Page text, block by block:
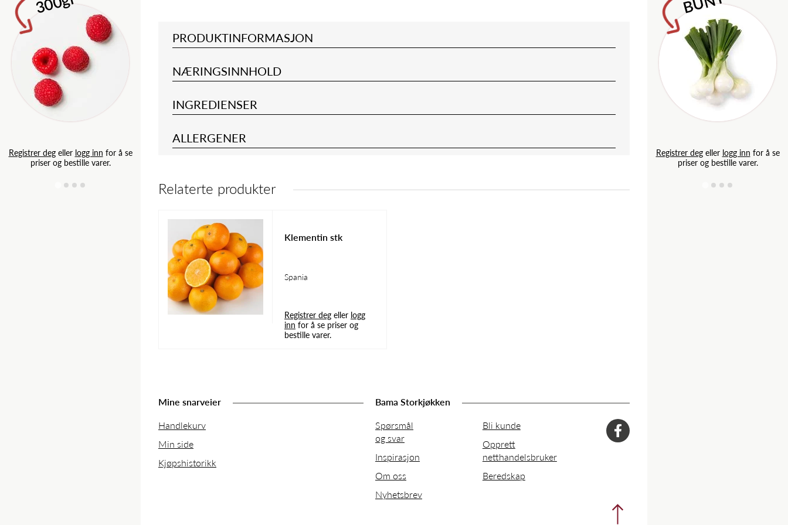
Registrer degeller logg inn for å se
priser og bestille varer.
Registrer degellerlogg inn
priser og bestille varer.
Registrer degellerlogg innfor å se
Registrer degellerlogg innfor å se
Registrer degeller logg inn for å se
priser og bestille varer.
PRODUKTINFORMASJON
NÆRINGSINNHOLD
INGREDIENSER
ALLERGENER
Relaterte produkter
Klementin stk
Spania
Registrer deg eller logg
inn for å se priser og
bestille varer.
Mine snarveier
Handlekurv
Min side
Kjøpshistorikk
Bama Storkjøkken
Spørsmål
og svar
Inspirasjon
Om oss
Nyhetsbrev
Bli kunde
Opprett
netthandelsbruker
Beredskap
facebook